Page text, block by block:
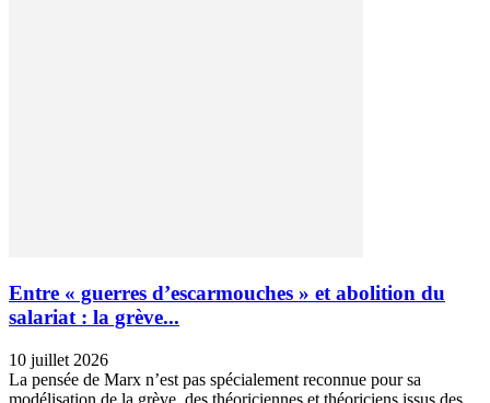
Entre « guerres d’escarmouches » et abolition du
salariat : la grève...
10 juillet 2026
La pensée de Marx n’est pas spécialement reconnue pour sa
modélisation de la grève, des théoriciennes et théoriciens issus des